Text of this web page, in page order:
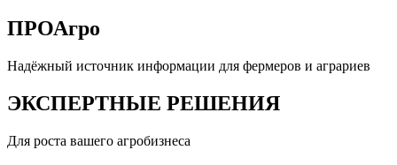
ПРОАгро
Надёжный источник информации для фермеров и аграриев
ЭКСПЕРТНЫЕ РЕШЕНИЯ
Для роста вашего агробизнеса